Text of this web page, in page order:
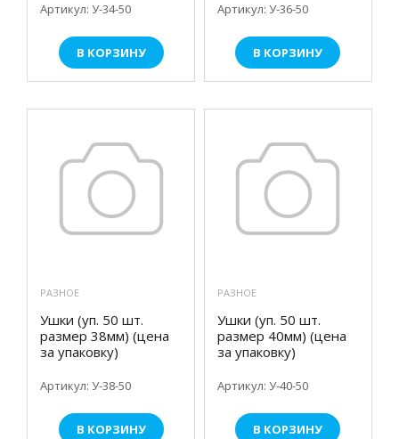
Артикул: У-34-50
В КОРЗИНУ
Артикул: У-36-50
В КОРЗИНУ
РАЗНОЕ
Ушки (уп. 50 шт.
размер 38мм) (цена
за упаковку)
Артикул: У-38-50
В КОРЗИНУ
РАЗНОЕ
Ушки (уп. 50 шт.
размер 40мм) (цена
за упаковку)
Артикул: У-40-50
В КОРЗИНУ